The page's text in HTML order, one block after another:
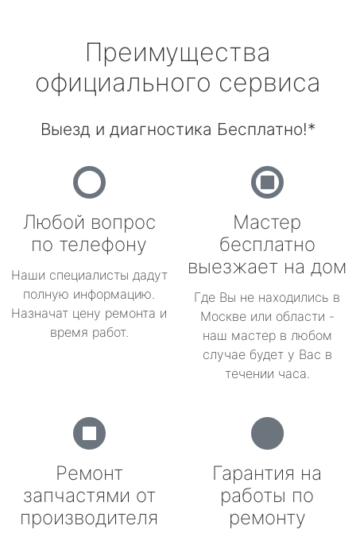
Преимущества
официального сервиса
Выезд и диагностика Бесплатно!*
Любой вопрос
по телефону
Наши специалисты дадут
полную информацию.
Назначат цену ремонта и
время работ.
Мастер
бесплатно
выезжает на дом
Где Вы не находились в
Москве или области -
наш мастер в любом
случае будет у Вас в
течении часа.
Ремонт
запчастями от
производителя
Гарантия на
работы по
ремонту